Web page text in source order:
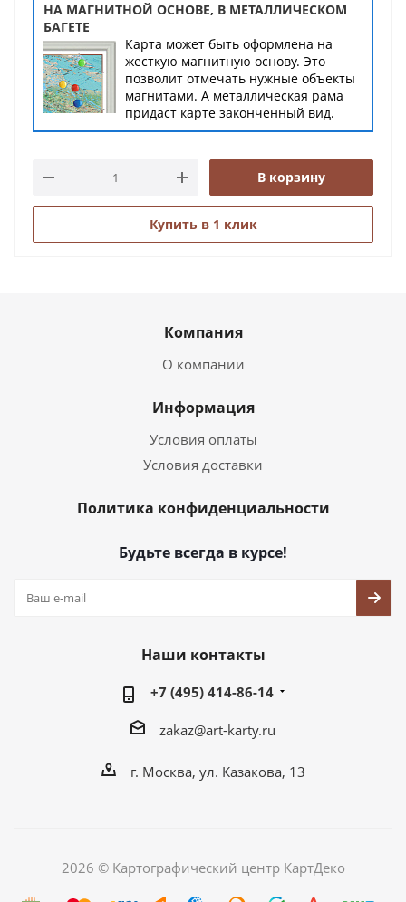
НА МАГНИТНОЙ ОСНОВЕ, В МЕТАЛЛИЧЕСКОМ
БАГЕТЕ
Карта может быть оформлена на
жесткую магнитную основу. Это
позволит отмечать нужные объекты
магнитами. А металлическая рама
придаст карте законченный вид.
В корзину
Купить в 1 клик
Компания
О компании
Информация
Условия оплаты
Условия доставки
Политика конфиденциальности
Будьте всегда в курсе!
Наши контакты
+7 (495) 414-86-14
zakaz@art-karty.ru
г. Москва, ул. Казакова, 13
2026 © Картографический центр КартДеко